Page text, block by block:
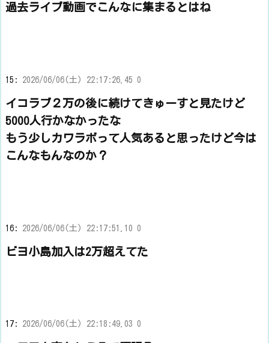
過去ライブ動画でこんなに集まるとはね
15: 2026/06/06(土) 22:17:26.45 0
イコラブ２万の後に続けてきゅーすと見たけど
5000人行かなかったな
もう少しカワラボって人気あると思ったけど今は
こんなもんなのか？
16: 2026/06/06(土) 22:17:51.10 0
ビヨ小島加入は2万超えてた
17: 2026/06/06(土) 22:18:49.03 0